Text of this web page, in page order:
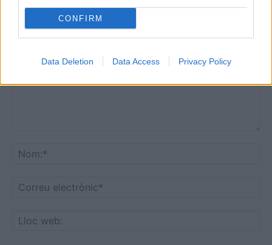
CONFIRM
Data Deletion Data Access Privacy Policy
DEIXA UNA RESPOSTA